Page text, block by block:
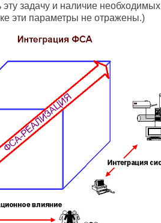
эту задачу и наличие необходимых
эти параметры не отражены.)